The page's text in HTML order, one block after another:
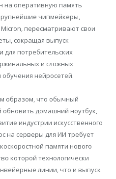
на оперативную память
чипмейкеры,
пересматривают свои
сокращая выпуск
для потребительских
и сложных
нейросетей.
образом, что обычный
домашний ноутбук,
индустрии искусственного
на серверы для ИИ требует
памяти нового
которой технологически
линии, что и выпуск